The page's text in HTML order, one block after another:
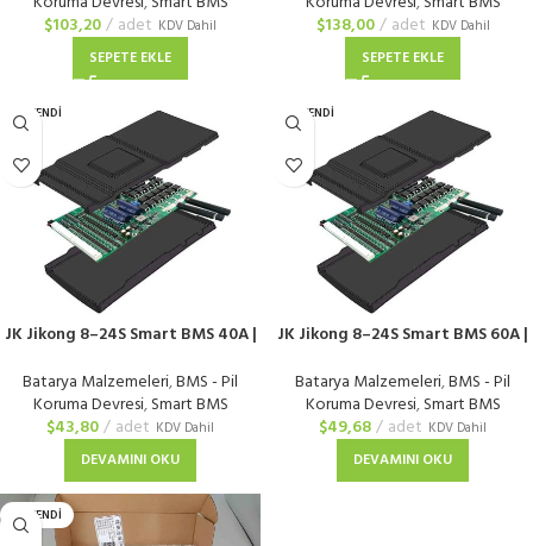
$103,20 adet KDV Dahil
SEPETE EKLE
$138,00 adet KDV Dahil
SEPETE EKLE
TÜKENDI
JK Jikong 8–24S Smart BMS 40A |
Batarya Malzemeleri,BMS - Pil
Koruma Devresi,Smart BMS
$43,80 adet KDV Dahil
DEVAMINI OKU
TÜKENDI
JK Jikong 8–24S Smart BMS 60A |
Batarya Malzemeleri,BMS - Pil
Koruma Devresi,Smart BMS
$49,68 adet KDV Dahil
DEVAMINI OKU
TÜKENDI